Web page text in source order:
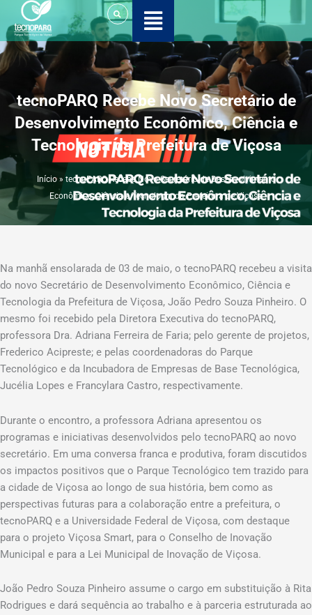
para
o
conteúdo
tecnoPARQ Recebe Novo Secretário de
Desenvolvimento Econômico, Ciência e
Tecnologia da Prefeitura de Viçosa
Início» tecnoPARQ Recebe Novo Secretário de Desenvolvimento
Econômico, Ciência e Tecnologia da Prefeitura de Viçosa
Na manhã ensolarada de 03 de maio, o tecnoPARQ recebeu a visita
do novo Secretário de Desenvolvimento Econômico, Ciência e
Tecnologia da Prefeitura de Viçosa, João Pedro Souza Pinheiro. O
mesmo foi recebido pela Diretora Executiva do tecnoPARQ,
professora Dra. Adriana Ferreira de Faria; pelo gerente de projetos,
Frederico Acipreste; e pelas coordenadoras do Parque
Tecnológico e da Incubadora de Empresas de Base Tecnológica,
Jucélia Lopes e Francylara Castro, respectivamente.
Durante o encontro, a professora Adriana apresentou os
programas e iniciativas desenvolvidos pelo tecnoPARQ ao novo
secretário. Em uma conversa franca e produtiva, foram discutidos
os impactos positivos que o Parque Tecnológico tem trazido para
a cidade de Viçosa ao longo de sua história, bem como as
perspectivas futuras para a colaboração entre a prefeitura, o
tecnoPARQ e a Universidade Federal de Viçosa, com destaque
para o projeto Viçosa Smart, para o Conselho de Inovação
Municipal e para a Lei Municipal de Inovação de Viçosa.
João Pedro Souza Pinheiro assume o cargo em substituição à Rita
Rodrigues e dará sequência ao trabalho e à parceria estruturada ao